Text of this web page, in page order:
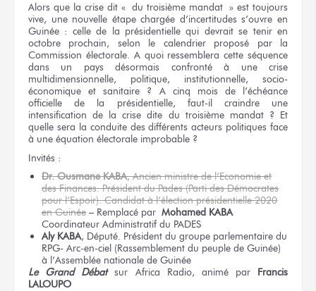
Alors que la crise dit « du troisième mandat » est toujours
vive, une nouvelle étape chargée d’incertitudes s’ouvre en
Guinée : celle de la présidentielle qui devrait se tenir en
octobre prochain, selon le calendrier proposé par la
Commission électorale. A quoi ressemblera cette séquence
dans un pays désormais confronté à une crise
multidimensionnelle, politique, institutionnelle, socio-
économique et sanitaire ? A cinq mois de l’échéance
officielle de la présidentielle, faut-il craindre une
intensification de la crise dite du troisième mandat ? Et
quelle sera la conduite des différents acteurs politiques face
à une équation électorale improbable ?
Invités :
Dr. Ousmane KABA, Ancien ministre de l’Economie et
des Finances. Président du Pades (Parti des Démocrates
pour l’Espoir). Candidat à l’élection présidentielle 2020
en Guinée– Remplacé parMohamed KABA
Coordinateur Administratif du PADES
Aly KABA, Député. Président du groupe parlementaire du
RPG- Arc-en-ciel (Rassemblement du peuple de Guinée)
à l’Assemblée nationale de Guinée
Le Grand Débatsur Africa Radio, animé par Francis
LALOUPO